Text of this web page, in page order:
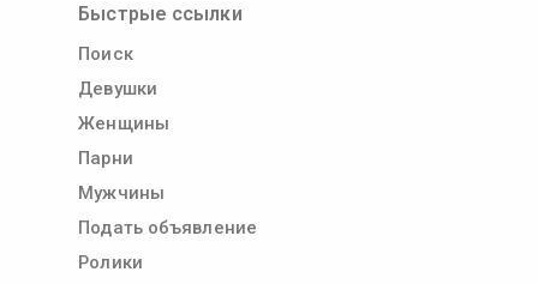
Быстрые ссылки
Поиск
Девушки
Женщины
Парни
Мужчины
Подать объявление
Ролики